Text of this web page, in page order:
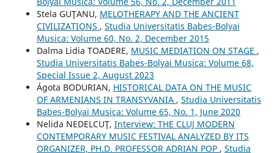
Stela GUŢANU, MELOTHERAPY AND THE ANCIENT
CIVILIZATIONS , Studia Universitatis Babes-Bolyai
Musica: Volume 60, No. 2, December 2015
Dalma Lidia TOADERE, MUSIC MEDIATION ON STAGE ,
Studia Universitatis Babes-Bolyai Musica: Volume 68,
Special Issue 2, August 2023
Ágota BODURIAN, HISTORICAL DATA ON THE MUSIC
OF ARMENIANS IN TRANSYVANIA , Studia Universitatis
Babes-Bolyai Musica: Volume 65, No. 1, June 2020
Nelida NEDELCUŢ, Interview: THE CLUJ MODERN
CONTEMPORARY MUSIC FESTIVAL ANALYZED BY ITS
ORGANIZER, PH.D. PROFESSOR ADRIAN POP , Studia